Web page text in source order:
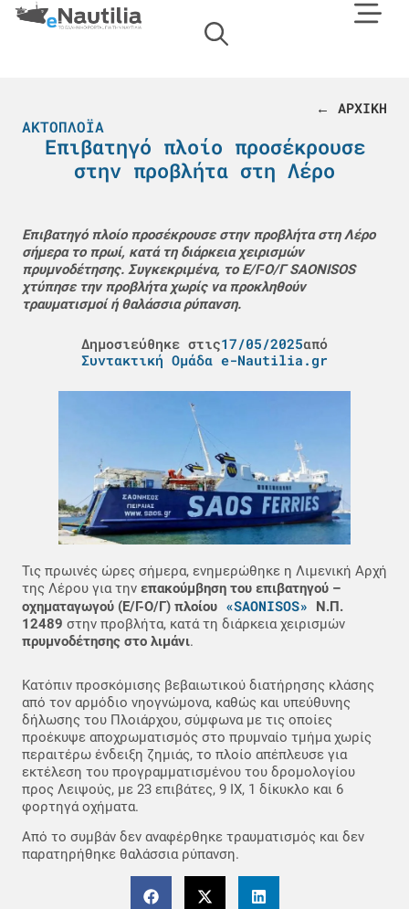
← ΑΡΧΙΚΗ
ΑΚΤΟΠΛΟΪΑ
Επιβατηγό πλοίο προσέκρουσε
στην προβλήτα στη Λέρο
Επιβατηγό πλοίο προσέκρουσε στην προβλήτα στη Λέρο
σήμερα το πρωί, κατά τη διάρκεια χειρισμών
πρυμνοδέτησης. Συγκεκριμένα, το Ε/Γ-Ο/Γ SAONISOS
χτύπησε την προβλήτα χωρίς να προκληθούν
τραυματισμοί ή θαλάσσια ρύπανση.
Δημοσιεύθηκε στις17/05/2025από
Συντακτική Ομάδα e-Nautilia.gr
Τις πρωινές ώρες σήμερα, ενημερώθηκε η Λιμενική Αρχή
της Λέρου για την επακούμβηση του επιβατηγού –
οχηματαγωγού (Ε/Γ-Ο/Γ) πλοίου «SAONISOS»
Ν.Π.
12489 στην προβλήτα, κατά τη διάρκεια χειρισμών
πρυμνοδέτησης στο λιμάνι.
Κατόπιν προσκόμισης βεβαιωτικού διατήρησης κλάσης
από τον αρμόδιο νηογνώμονα, καθώς και υπεύθυνης
δήλωσης του Πλοιάρχου, σύμφωνα με τις οποίες
προέκυψε αποχρωματισμός στο πρυμναίο τμήμα χωρίς
περαιτέρω ένδειξη ζημιάς, το πλοίο απέπλευσε για
εκτέλεση του προγραμματισμένου του δρομολογίου
προς Λειψούς, με 23 επιβάτες, 9 ΙΧ, 1 δίκυκλο και 6
φορτηγά οχήματα.
Από το συμβάν δεν αναφέρθηκε τραυματισμός και δεν
παρατηρήθηκε θαλάσσια ρύπανση.